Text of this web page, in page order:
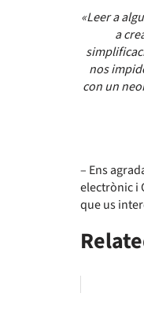
«Leer a
a
nos
con un
– Ens
electrònic i
que us